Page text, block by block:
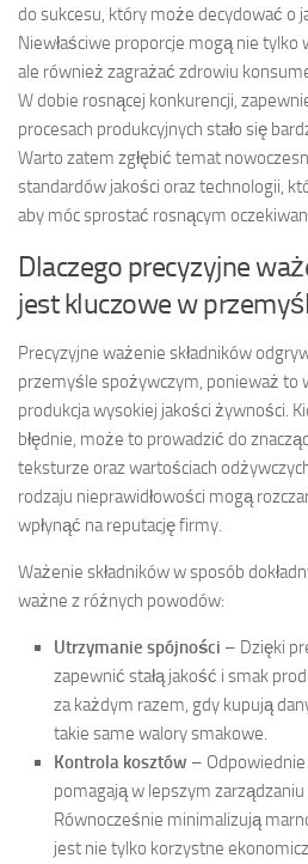
do sukcesu, który może decydować o
Niewłaściwe proporcje mogą nie tylko
ale również zagrażać zdrowiu
W dobie rosnącej konkurencji,
procesach produkcyjnych stało się
Warto zatem zgłębić temat
standardów jakości oraz technologii,
aby móc sprostać rosnącym
Dlaczego precyzyjne
jest kluczowe w
Precyzyjne ważenie składników
przemyśle spożywczym, ponieważ to
produkcja wysokiej jakości żywności.
błędnie, może to prowadzić do
teksturze oraz wartościach
rodzaju nieprawidłowości mogą
wpłynąć na reputację firmy.
Ważenie składników w sposób
ważne z różnych powodów:
Utrzymanie spójności – Dzięki
zapewnić stałą jakość i smak
za każdym razem, gdy kupują
takie same walory smakowe.
Kontrola kosztów – Odpowiednie
pomagają w lepszym
Równocześnie minimalizują
jest nie tylko korzystne